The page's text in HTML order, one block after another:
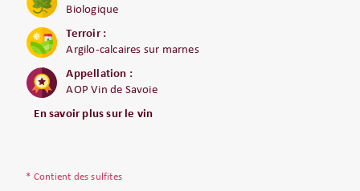
Biologique
Terroir :
Argilo-calcaires sur marnes
Appellation :
AOP Vin de Savoie
En savoir plus sur le vin
* Contient des sulfites